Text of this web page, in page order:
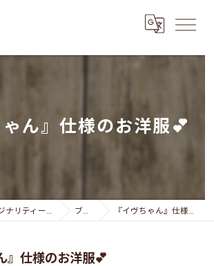
ゃん』仕様のお洋服💕
犬の服ならオリジナリティー溢れるAnela ブログ 『イヴちゃん』仕様のお洋服💕
』仕様のお洋服💕